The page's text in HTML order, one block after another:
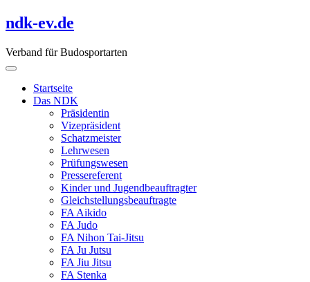
Skip
to
ndk-ev.de
Verband für Budosportarten
Startseite
Das NDK
Präsidentin
Vizepräsident
Schatzmeister
Lehrwesen
Prüfungswesen
Pressereferent
Kinder und Jugendbeauftragter
Gleichstellungsbeauftragte
FA Aikido
FA Judo
FA Nihon Tai-Jitsu
FA Ju Jutsu
FA Jiu Jitsu
FA Stenka